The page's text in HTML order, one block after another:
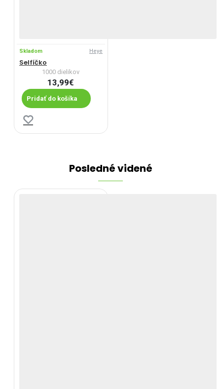
Skladom Heye
Selfíčko
1000 dielikov
13,99€
Pridať do košíka
Posledné videné